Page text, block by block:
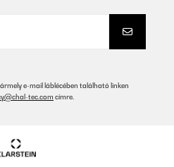
e-mail láblécében található linken
tec.com címre.